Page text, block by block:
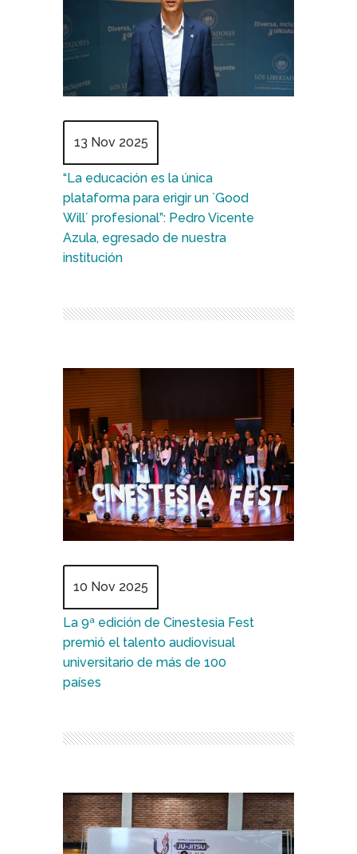
13 Nov 2025
“La educación es la única
plataforma para erigir un `Good
Will´ profesional”: Pedro Vicente
Azula, egresado de nuestra
institución
10 Nov 2025
La 9ª edición de Cinestesia Fest
premió el talento audiovisual
universitario de más de 100
países